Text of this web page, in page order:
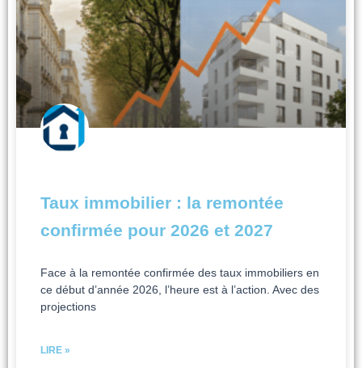
Taux immobilier : la remontée
confirmée pour 2026 et 2027
Face à la remontée confirmée des taux immobiliers en
ce début d’année 2026, l’heure est à l’action. Avec des
projections
LIRE »